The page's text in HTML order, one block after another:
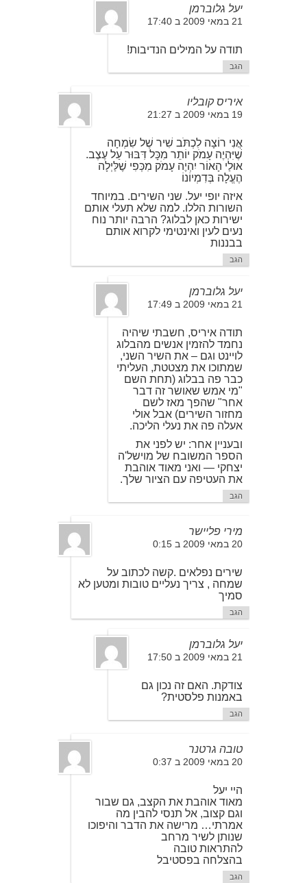
יעל גלוברמן
21 במאי 2009 ב 17:40
תודה על המילים הנדיבות!
הגב
איריס קובליו
19 במאי 2009 ב 21:27
אֲנִי רוֹצָה לִכְתֹּב שִׁיר שֶׁל שִׂמְחָה
שֶׁיִּהְיֶה עָמֹק יוֹתֵר מִכָּל דִּבּוּר עַל עֶצֶב.
אוּלַי הָאוֹר יִהְיֶה עָמֹק מִכְּפִי שֶׁלַּיְלָה
הֶעֱלָה בְּדִמְיוֹנוֹ
איזה יופי יעל. שני השירים. במיוחד
השורות הללו. למה שלא תעלי אותם
ישירות כאן לבלוג? הרבה יותר נוח
נעים לעין ואינטימי לקרוא אותם
בבננות
הגב
יעל גלוברמן
21 במאי 2009 ב 17:49
תודה איריס, חשבתי שיהיה
נחמד להזמין אנשים מהבלוג
לויינט וגם – את השיר השני,
שמתוכו את מצטטת, העליתי
כבר פה בבלוג (תחת השם
"מי אמש שאושר זה דבר
אחר" שהפך מאז לשם
מחזור השירים) אבל אולי
אעלה פה את נעלי הליכה.
ובעניין אחר: יש לפני את
הספר המשובח של מוישל'ה
יצחקי — ואני מאוד אוהבת
את העטיפה עם הציור שלך.
הגב
מירי פליישר
20 במאי 2009 ב 0:15
שירים נפלאים .קשה לכתוב על
שמחה , צריך נעליים טובות ומטען לא
סמיך
הגב
יעל גלוברמן
21 במאי 2009 ב 17:50
צודקת. האם זה נכון גם
באמנות פלסטית?
הגב
טובה גרטנר
20 במאי 2009 ב 0:37
היי יעל
מאוד אוהבת את הקצב, גם שבור
וגם קצוב, אל תנסי להבין מה
אמרתי… מרישה את הדבר והיפוכו
שנותן לשיר מרחב
להתראות טובה
בהצלחה בפסטיבל
הגב